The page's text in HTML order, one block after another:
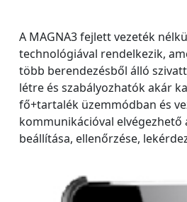
A MAGNA3 fejlett vezeték
technológiával rendelkezik,
több berendezésből álló
létre és szabályozhatók akár
fő+tartalék üzemmódban és
kommunikációval elvégezhető
beállítása, ellenőrzése,